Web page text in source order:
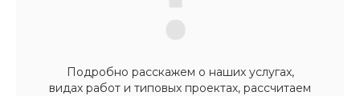
Подробно расскажем о наших услугах,
видах работ и типовых проектах, рассчитаем